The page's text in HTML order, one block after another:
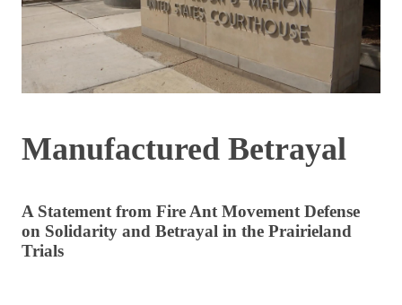
Manufactured Betrayal
A Statement from Fire Ant Movement Defense
on Solidarity and Betrayal in the Prairieland
Trials